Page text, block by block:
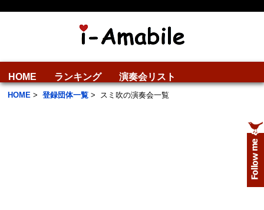
HOME ランキング 演奏会リスト
HOME > 登録団体一覧 > スミ吹の演奏会一覧